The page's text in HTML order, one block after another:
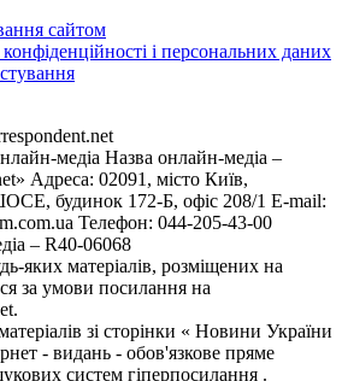
сайтом
і персональних даних
медіа Назва онлайн-медіа –
Адреса: 02091, місто Київ,
будинок 172-Б, офіс 208/1 E-mail:
Телефон: 044-205-43-00
– R40-06068
яких матеріалів, розміщених на
за умови посилання на
зі сторінки « Новини України
- видань - обов'язкове пряме
систем гіперпосилання .